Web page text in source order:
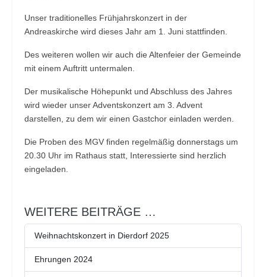
Unser traditionelles Frühjahrskonzert in der
Andreaskirche wird dieses Jahr am 1. Juni stattfinden.
Des weiteren wollen wir auch die Altenfeier der Gemeinde
mit einem Auftritt untermalen.
Der musikalische Höhepunkt und Abschluss des Jahres
wird wieder unser Adventskonzert am 3. Advent
darstellen, zu dem wir einen Gastchor einladen werden.
Die Proben des MGV finden regelmäßig donnerstags um
20.30 Uhr im Rathaus statt, Interessierte sind herzlich
eingeladen.
WEITERE BEITRÄGE …
Weihnachtskonzert in Dierdorf 2025
Ehrungen 2024